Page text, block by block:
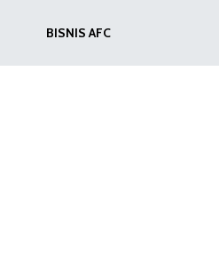
BISNIS AFC